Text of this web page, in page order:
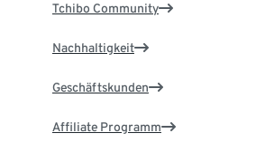
Tchibo Community
Nachhaltigkeit
Geschäftskunden
Affiliate Programm